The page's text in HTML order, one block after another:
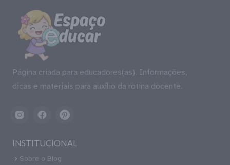
Página criada para educadores(as). Informações,
dicas e materiais para auxílio da rotina docente.
INSTITUCIONAL
Sobre o Blog